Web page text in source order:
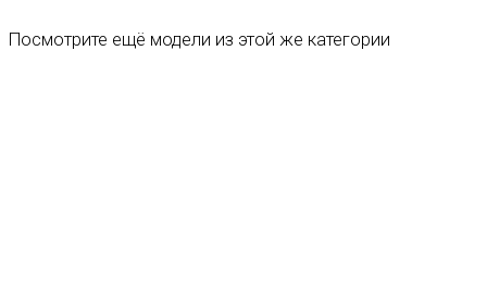
Посмотрите ещё модели из этой же категории